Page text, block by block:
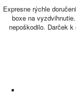
Expresne rýchle
boxe na
nepoškodilo. Darček